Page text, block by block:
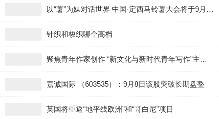
以“薯”为媒对话世界 中国·定西马铃薯大会将于9月15日至17日举办
针织和梭织哪个高档
聚焦青年作家创作 “新文化与新时代青年写作”主题论坛举办
嘉诚国际 （603535）：9月8日该股突破长期盘整
英国将重返“地平线欧洲”和“哥白尼”项目